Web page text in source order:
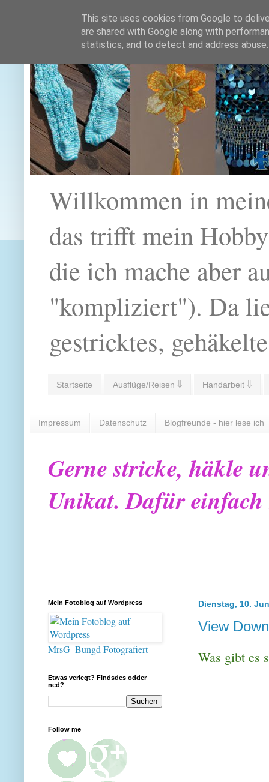
Willkommen in
das trifft mein
die ich mache aber
"kompliziert"). Da
gestricktes,
Startseite Ausflüge/Reisen ⇓ Handarbeit ⇓
Impressum Datenschutz Blogfreunde - hier lese ich
Gerne stricke, häkle
Unikat. Dafür
Dienstag, 10.
View
Was gibt es
Mein Fotoblog auf Wordpress
MrsG_Bungd Fotografiert
Etwas verlegt? Findsdes odder
ned?
Follow me
This site uses cookies from Google to
are shared with Google along with
statistics, and to detect and address abuse.